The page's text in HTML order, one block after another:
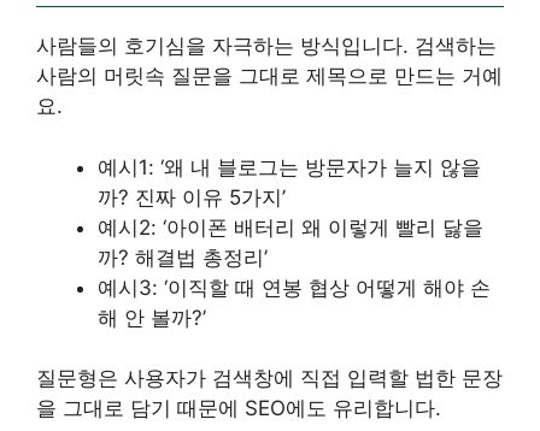
사람들의 호기심을 자극하는 방식입니다. 검색하는
사람의 머릿속 질문을 그대로 제목으로 만드는 거예
요.
예시1: ‘왜 내 블로그는 방문자가 늘지 않을
까? 진짜 이유 5가지’
예시2: ‘아이폰 배터리 왜 이렇게 빨리 닳을
까? 해결법 총정리’
예시3: ‘이직할 때 연봉 협상 어떻게 해야 손
해 안 볼까?’
질문형은 사용자가 검색창에 직접 입력할 법한 문장
을 그대로 담기 때문에 SEO에도 유리합니다.